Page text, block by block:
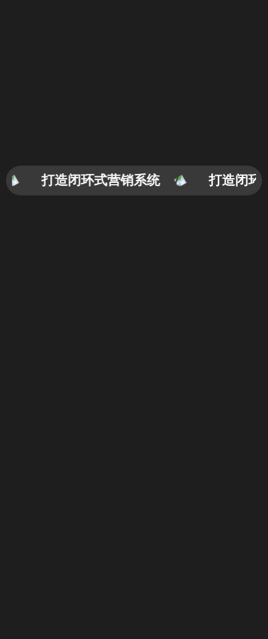
打造闭环式营销系统 打造闭环式